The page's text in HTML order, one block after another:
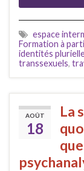
espace
Formation à
identités
transsexuels,
AOÛT
18
La